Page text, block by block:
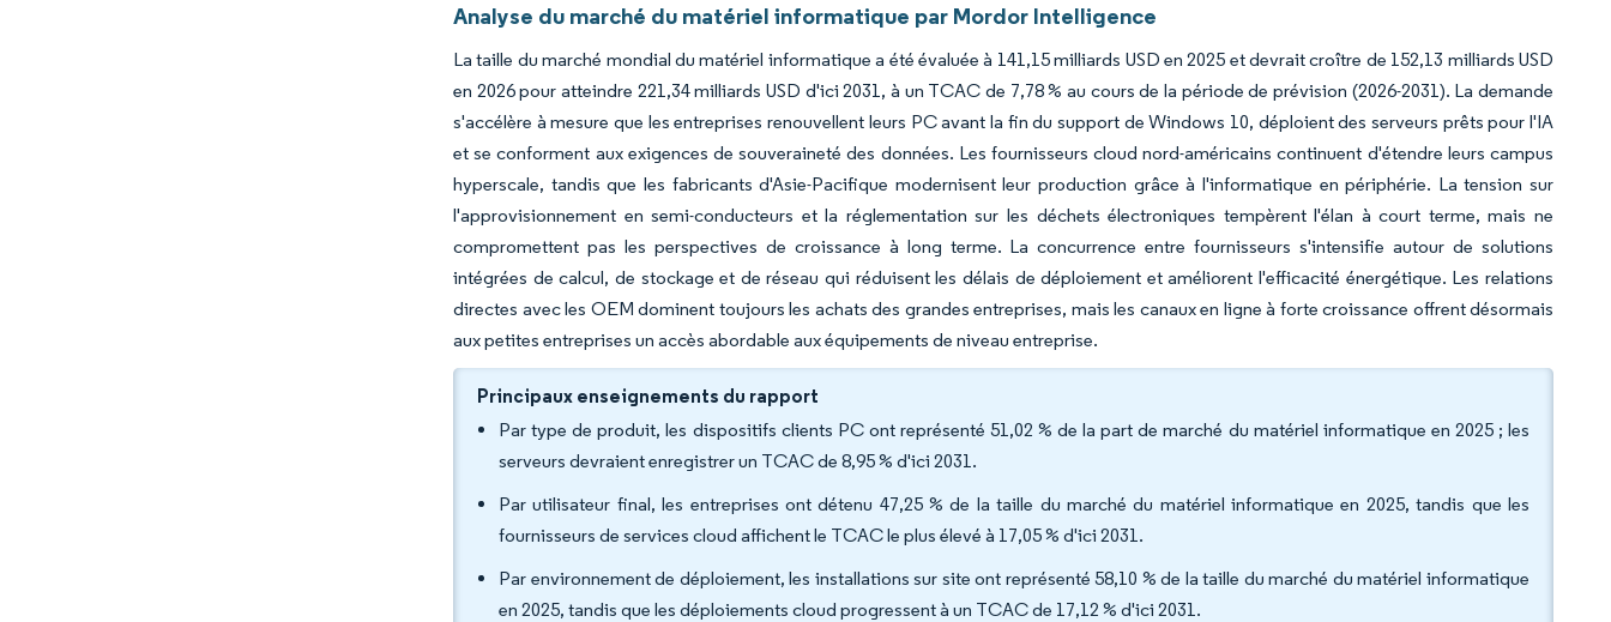
Analyse du marché du matériel informatique par Mordor Intelligence
La taille du marché mondial du matériel informatique a été évaluée à 141,15 milliards USD en 2025 et devrait croître de 152,13 milliards USD
en 2026 pour atteindre 221,34 milliards USD d'ici 2031, à un TCAC de 7,78 % au cours de la période de prévision (2026-2031). La demande
s'accélère à mesure que les entreprises renouvellent leurs PC avant la fin du support de Windows 10, déploient des serveurs prêts pour l'IA
et se conforment aux exigences de souveraineté des données. Les fournisseurs cloud nord-américains continuent d'étendre leurs campus
hyperscale, tandis que les fabricants d'Asie-Pacifique modernisent leur production grâce à l'informatique en périphérie. La tension sur
l'approvisionnement en semi-conducteurs et la réglementation sur les déchets électroniques tempèrent l'élan à court terme, mais ne
compromettent pas les perspectives de croissance à long terme. La concurrence entre fournisseurs s'intensifie autour de solutions
intégrées de calcul, de stockage et de réseau qui réduisent les délais de déploiement et améliorent l'efficacité énergétique. Les relations
directes avec les OEM dominent toujours les achats des grandes entreprises, mais les canaux en ligne à forte croissance offrent désormais
aux petites entreprises un accès abordable aux équipements de niveau entreprise.
Principaux enseignements du rapport
Par type de produit, les dispositifs clients PC ont représenté 51,02 % de la part de marché du matériel informatique en 2025 ; les
serveurs devraient enregistrer un TCAC de 8,95 % d'ici 2031.
Par utilisateur final, les entreprises ont détenu 47,25 % de la taille du marché du matériel informatique en 2025, tandis que les
fournisseurs de services cloud affichent le TCAC le plus élevé à 17,05 % d'ici 2031.
Par environnement de déploiement, les installations sur site ont représenté 58,10 % de la taille du marché du matériel informatique
en 2025, tandis que les déploiements cloud progressent à un TCAC de 17,12 % d'ici 2031.